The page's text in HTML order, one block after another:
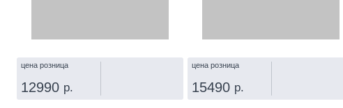
цена розница
12990 р.
цена розница
15490 р.